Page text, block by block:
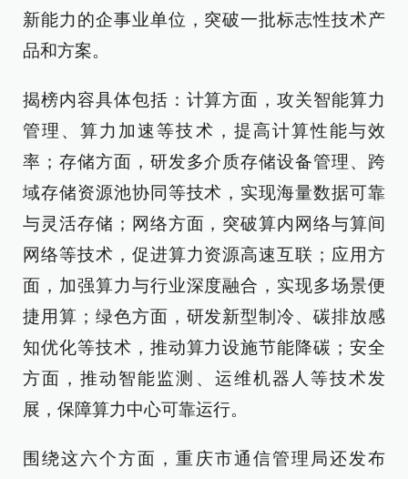
新能力的企事业单位，突破一批标志性技术产
品和方案。
揭榜内容具体包括：计算方面，攻关智能算力
管理、算力加速等技术，提高计算性能与效
率；存储方面，研发多介质存储设备管理、跨
域存储资源池协同等技术，实现海量数据可靠
与灵活存储；网络方面，突破算内网络与算间
网络等技术，促进算力资源高速互联；应用方
面，加强算力与行业深度融合，实现多场景便
捷用算；绿色方面，研发新型制冷、碳排放感
知优化等技术，推动算力设施节能降碳；安全
方面，推动智能监测、运维机器人等技术发
展，保障算力中心可靠运行。
围绕这六个方面，重庆市通信管理局还发布